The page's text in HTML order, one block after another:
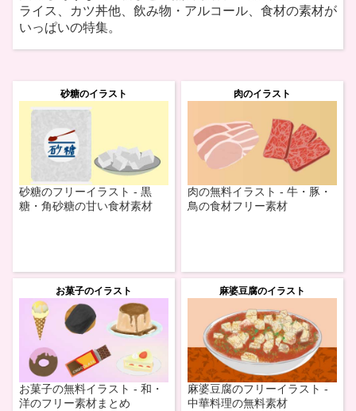
ライス、カツ丼他、飲み物・アルコール、食材の素材が
いっぱいの特集。
砂糖のイラスト
砂糖のフリーイラスト - 黒
糖・角砂糖の甘い食材素材
肉のイラスト
肉の無料イラスト - 牛・豚・
鳥の食材フリー素材
お菓子のイラスト
お菓子の無料イラスト - 和・
洋のフリー素材まとめ
麻婆豆腐のイラスト
麻婆豆腐のフリーイラスト -
中華料理の無料素材